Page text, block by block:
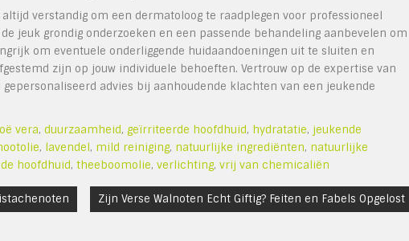
verstandig om een dermatoloog te raadplegen voor professioneel
jeuk grondig onderzoeken en een passende behandeling aanbevelen om
om eventuele onderliggende huidaandoeningen uit te sluiten en
zijn op jouw individuele behoeften. Vertrouw op de expertise van
advies bij aanhoudende klachten van een jeukende
vera, duurzaamheid, geïrriteerde hoofdhuid, hydratatie, jeukende
, lavendel, mild reiniging, natuurlijke ingrediënten, natuurlijke
hoofdhuid, theeboomolie, verlichting, vrij van chemicaliën
Zijn Verse Walnoten Echt Giftig? Feiten en Fabels Opgelost